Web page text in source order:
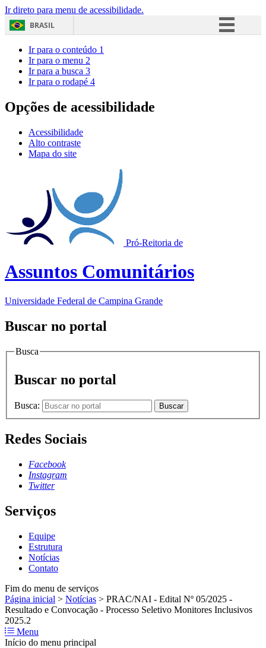
Ir direto para menu de acessibilidade.
BRASIL
Acesso à informação
Ir para o conteúdo 1
Ir para o menu 2
Ir para a busca 3
Ir para o rodapé 4
Opções de acessibilidade
Acessibilidade
Alto contraste
Mapa do site
Pró-Reitoria de
Assuntos Comunitários
Universidade Federal de Campina Grande
Buscar no portal
Busca
Buscar no portal
Busca: Buscar
Redes Sociais
Facebook
Instagram
Twitter
Serviços
Equipe
Estrutura
Notícias
Contato
Fim do menu de serviços
Página inicial > Notícias > PRAC/NAI - Edital Nº 05/2025 -
Resultado e Convocação - Processo Seletivo Monitores Inclusivos
2025.2
Menu
Início do menu principal